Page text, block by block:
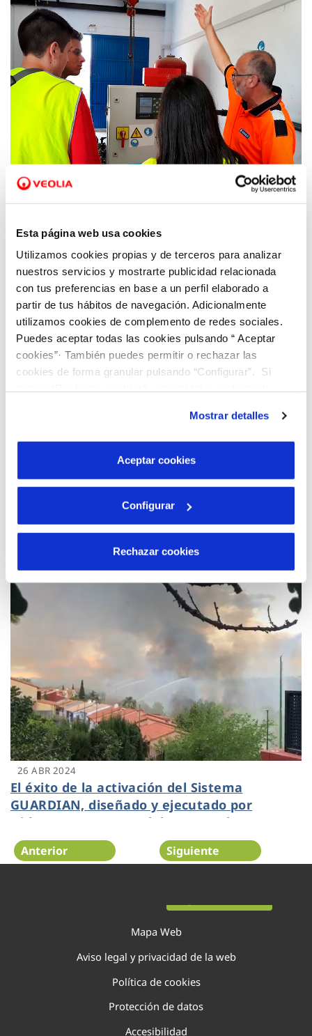
Esta página web usa cookies
Utilizamos cookies propias y de terceros para analizar
nuestros servicios y mostrarte publicidad relacionada
con tus preferencias en base a un perfil elaborado a
partir de tus hábitos de navegación. Adicionalmente
utilizamos cookies de complemento de redes sociales.
Puedes aceptar todas las cookies pulsando “ Aceptar
cookies”· También puedes permitir o rechazar las
cookies de forma granular pulsando “Configurar”. Si
son indispensables para que el sitio web funcione y que
por tanto no se pueden desactivar. Puedes consultar
más información en nuestraPolítica de Cookies
Mostrar detalles
Aceptar cookies
Configurar
Rechazar cookies
ferias de empleo de la UPV y la UA
Cetaqua aterriza en Comunitat Valenciana
con una delegación en colaboración con
26 ABR 2024
El éxito de la activación del Sistema
GUARDIAN, diseñado y ejecutado por
Hidraqua y Cetaqua del grupo Agbar,
contiene el incendio del Parque Natural del
Túria
Anterior Siguiente
Mapa Web
Aviso legal y privacidad de la web
Política de cookies
Protección de datos
Accesibilidad